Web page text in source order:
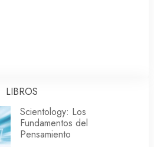
LIBROS
Scientology: Los
Fundamentos del
Pensamiento